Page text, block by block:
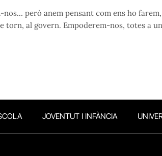
nos… però anem pensant com ens ho
torn, al govern. Empoderem-nos, totes a
JOVENTUT I INFÀNCIA